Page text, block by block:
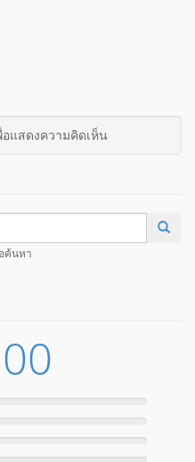
แสดงความคิดเห็น
ค้นหา